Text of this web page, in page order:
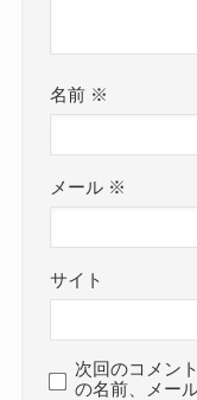
名前 ※
メール ※
サイト
次回のコメン
の名前、メー